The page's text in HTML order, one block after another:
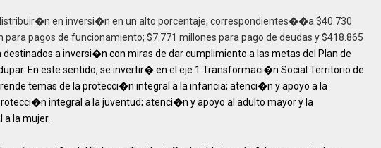
en inversi�n en un alto porcentaje, correspondientes��a $40.730
pagos de funcionamiento; $7.771 millones para pago de deudas y $418.865
a inversi�n con miras de dar cumplimiento a las metas del Plan de
En este sentido, se invertir� en el eje 1 Transformaci�n Social Territorio de
temas de la protecci�n integral a la infancia; atenci�n y apoyo a la
integral a la juventud; atenci�n y apoyo al adulto mayor y la
la mujer.